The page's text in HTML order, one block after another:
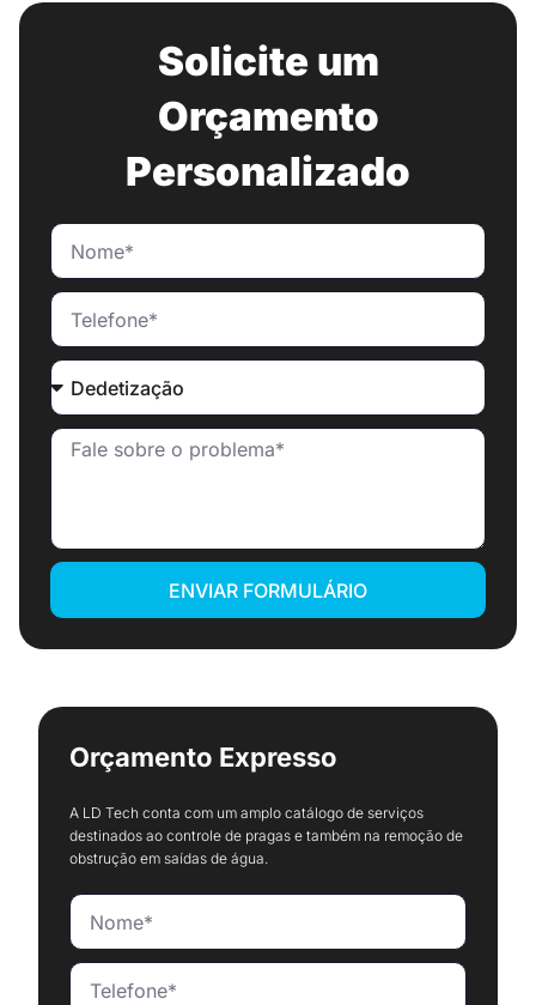
Solicite um
Orçamento
Personalizado
ENVIAR FORMULÁRIO
Orçamento Expresso
A LD Tech conta com um amplo catálogo de serviços
destinados ao controle de pragas e também na remoção de
obstrução em saídas de água.